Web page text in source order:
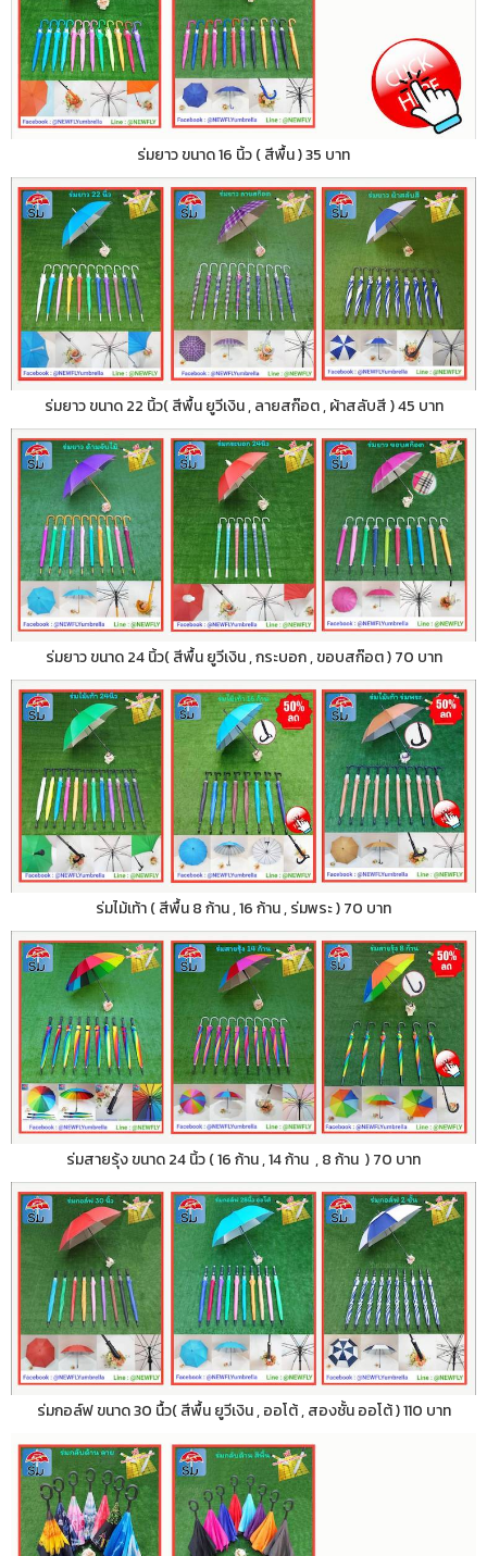
ร่มยาว ขนาด 16 นิ้ว ( สีพื้น ) 35 บาท
ร่มยาว ขนาด 22 นิ้ว( สีพื้น ยูวีเงิน , ลายสก๊อต , ผ้าสลับสี ) 45 บาท
ร่มยาว ขนาด 24 นิ้ว( สีพื้น ยูวีเงิน , กระบอก , ขอบสก๊อต ) 70 บาท
ร่มไม้เท้า ( สีพื้น 8 ก้าน , 16 ก้าน , ร่มพระ ) 70 บาท
ร่มสายรุ้ง ขนาด 24 นิ้ว ( 16 ก้าน , 14 ก้าน , 8 ก้าน ) 70 บาท
ร่มกอล์ฟ ขนาด 30 นื้ว( สีพื้น ยูวีเงิน , ออโต้ , สองชั้น ออโต้ ) 110 บาท